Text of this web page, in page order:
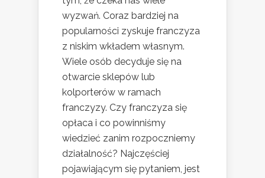
wyzwań. Coraz bardziej na
popularności zyskuje franczyza
z niskim wkładem własnym.
Wiele osób decyduje się na
otwarcie sklepów lub
kolporterów w ramach
franczyzy. Czy franczyza się
opłaca i co powinniśmy
wiedzieć zanim rozpoczniemy
działalność? Najczęściej
pojawiającym się pytaniem, jest